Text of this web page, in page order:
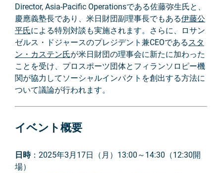
Director, Asia-Pacific Operationsである佐藤弥生氏と、
慶應義塾長であり、米日財団副理事長でもある伊藤公
平氏による特別対談も実施されます。さらに、ロサン
ゼルス・ドジャースのプレジデント兼CEOであるスタ
ン・カステン氏が米日財団の理事会に新たに加わった
ことを受け、プロスポーツ団体とフィランソロピー機
関が協力してソーシャルインパクトを創出する方法に
ついて議論が行われます。
イベント概要
日時：2025年3月17日（月）13:00～14:30（12:30開
場）